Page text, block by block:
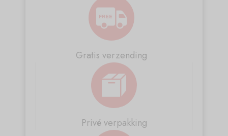
Gratis verzending
Privé verpakking